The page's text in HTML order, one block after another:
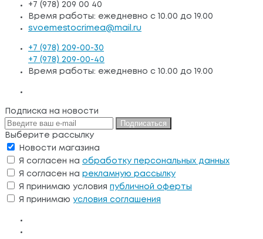
+7 (978) 209 00 40
Время работы: ежедневно с 10.00 до 19.00
svoemestocrimea@mail.ru
+7 (978) 209-00-30
+7 (978) 209-00-40
Время работы: ежедневно с 10.00 до 19.00
Подписка на новости
Подписаться
Выберите рассылку
Новости магазина
Я согласен на обработку персональных данных
Я согласен на рекламную рассылку
Я принимаю условия публичной оферты
Я принимаю условия соглашения